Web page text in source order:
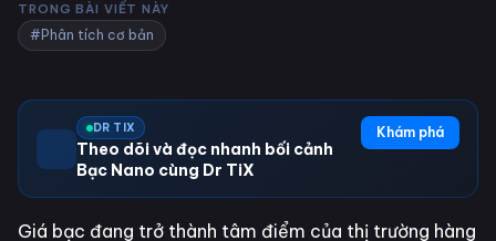
TRONG BÀI VIẾT NÀY
#Phân tích cơ bản
DR TIX
Theo dõi và đọc nhanh bối cảnh
Bạc Nano cùng Dr TiX
Khám phá
Giá bạc đang trở thành tâm điểm của thị trường hàng